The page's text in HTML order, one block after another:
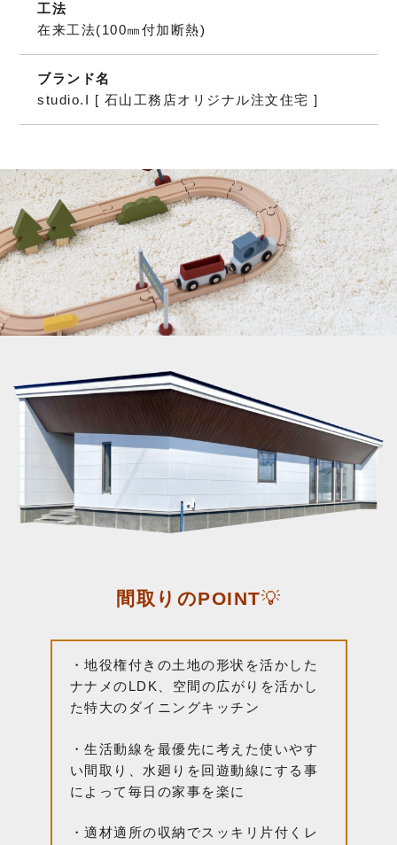
工法
在来工法(100㎜付加断熱)
ブランド名
studio.I [ 石山工務店オリジナル注文住宅 ]
間取りのPOINT💡
・地役権付きの土地の形状を活かした
ナナメのLDK、空間の広がりを活かし
た特大のダイニングキッチン
・生活動線を最優先に考えた使いやす
い間取り、水廻りを回遊動線にする事
によって毎日の家事を楽に
・適材適所の収納でスッキリ片付くレ